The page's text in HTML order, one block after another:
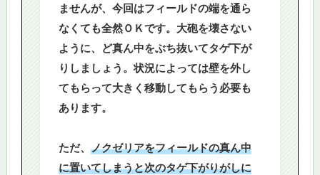
ませんが、今回はフィールドの端を通ら
なくても全然ＯＫです。大砲を壊さない
ように、ど真ん中をぶち抜いてタゲ下が
りしましょう。状況によっては壁を外し
てもらって大きく移動してもらう必要も
あります。
ただ、ノクゼリアをフィールドの真ん中
に置いてしまうと次のタゲ下がりがしに